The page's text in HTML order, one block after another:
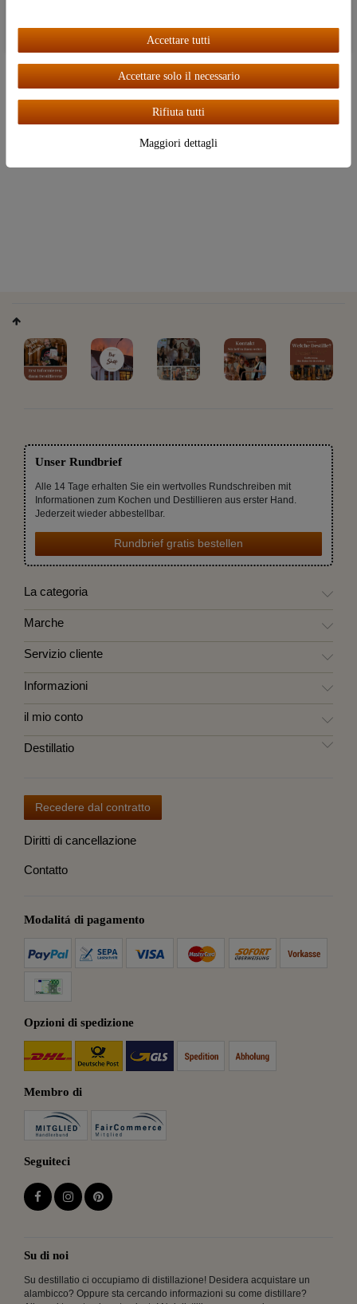
Unser Rundbrief
Alle 14 Tage erhalten Sie ein wertvolles Rundschreiben mit
Informationen zum Kochen und Destillieren aus erster Hand.
Jederzeit wieder abbestellbar.
Rundbrief gratis bestellen
La categoria
Marche
Servizio cliente
Informazioni
il mio conto
Destillatio
Recedere dal contratto
Diritti di cancellazione
Contatto
Modalitá di pagamento
Opzioni di spedizione
Membro di
Seguiteci
Su di noi
Su destillatio ci occupiamo di distillazione! Desidera acquistare un
alambicco? Oppure sta cercando informazioni su come distillare?
Ceres::Template.cookieBarAcceptAll
Accettare tutti
Accettare solo il necessario
Rifiuta tutti
Maggiori dettagli